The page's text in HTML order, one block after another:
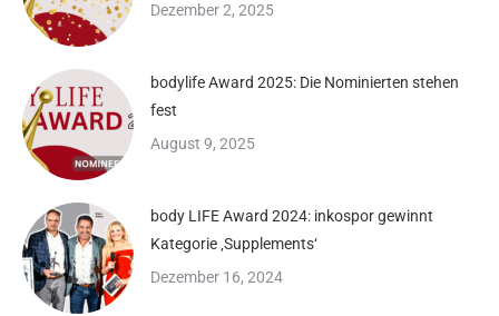
Dezember 2, 2025
bodylife Award 2025: Die Nominierten stehen
fest
August 9, 2025
body LIFE Award 2024: inkospor gewinnt
Kategorie ‚Supplements‘
Dezember 16, 2024